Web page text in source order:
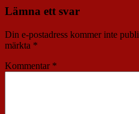
Lämna ett svar
Din e-postadress kommer inte
märkta *
Kommentar *